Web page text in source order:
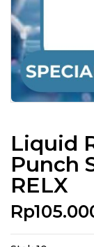
Liquid
Punch
RELX
Rp